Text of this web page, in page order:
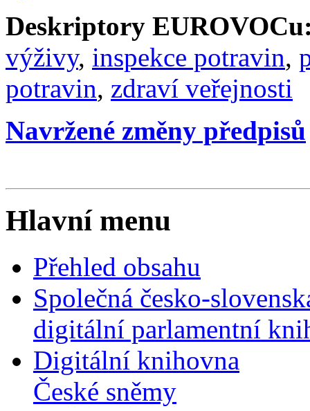
Deskriptory
výživy, inspekce potravin,
potravin, zdraví veřejnosti
Navržené změny předpisů
Hlavní menu
Přehled obsahu
Společná česko-
digitální parlamentní
Digitální knihovna
České sněmy